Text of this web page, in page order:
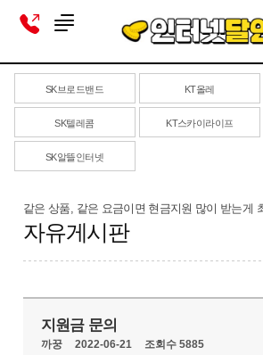
SK브로드밴드 KT올레
SK텔레콤 KT스카이라이프
SK알뜰인터넷
같은 상품, 같은 요금이면 현금지원 많이 받는게
자유게시판
지원금 문의
까꿍 2022-06-21 조회수 5885